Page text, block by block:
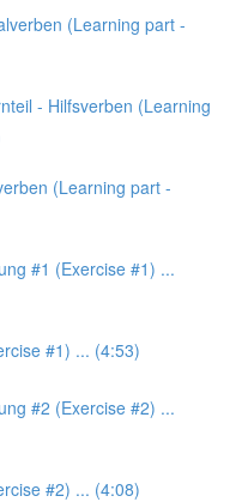
(Learning part -
- Hilfsverben (Learning
(Learning part -
#1 (Exercise #1) ...
#1) ... (4:53)
#2 (Exercise #2) ...
#2) ... (4:08)